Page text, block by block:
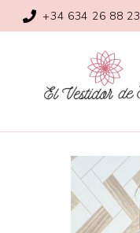
+34 634 26 88 23